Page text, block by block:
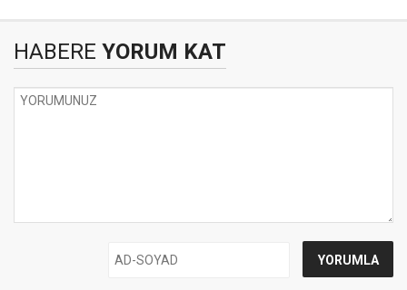
HABERE YORUM KAT